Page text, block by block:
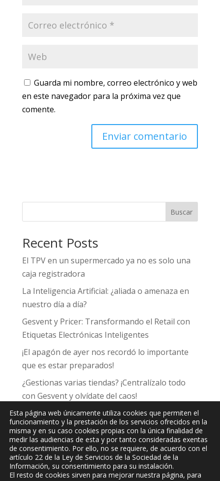
Guarda mi nombre, correo electrónico y web
en este navegador para la próxima vez que
comente.
Buscar
Recent Posts
El TPV en un supermercado ya no es solo una
caja registradora
La Inteligencia Artificial: ¿aliada o amenaza en
nuestro día a día?
Gesvent y Pricer: Transformando el Retail con
Etiquetas Electrónicas Inteligentes
¡El apagón de ayer nos recordó lo importante
que es estar preparados!
¿Gestionas varias tiendas? ¡Centralízalo todo
con Gesvent y olvídate del caos!
JPCInformática y Comunicaciones, S.L.
Esta página web únicamente utiliza cookies que permiten el
funcionamiento y la prestación de los servicios ofrecidos en la
misma y en su caso cookies propias con la única finalidad de
medir las audiencias de esta y por tanto consideradas exentas
de consentimiento. Por ello, no se requiere, de acuerdo con el
artículo 22 de la Ley de Servicios de la Sociedad de la
Información, su consentimiento para su instalación.
El resto de cookies sirven para mejorar nuestra página, para